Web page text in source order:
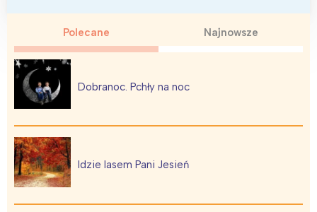
Polecane Najnowsze
Dobranoc. Pchły na noc
Idzie lasem Pani Jesień